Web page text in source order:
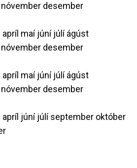
nóvember desember
apríl maí júní júlíágúst
nóvember desember
apríl maí júní júlíágúst
nóvember desember
apríl júní júlíseptember október